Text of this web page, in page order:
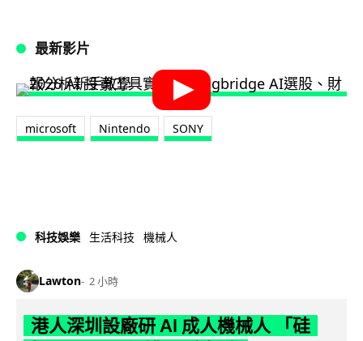
最新影片
microsoft Nintendo SONY
科技娛樂 生活科技 機械人
Lawton 2 小時
港人深圳設廠研 AI 成人機械人 「硅